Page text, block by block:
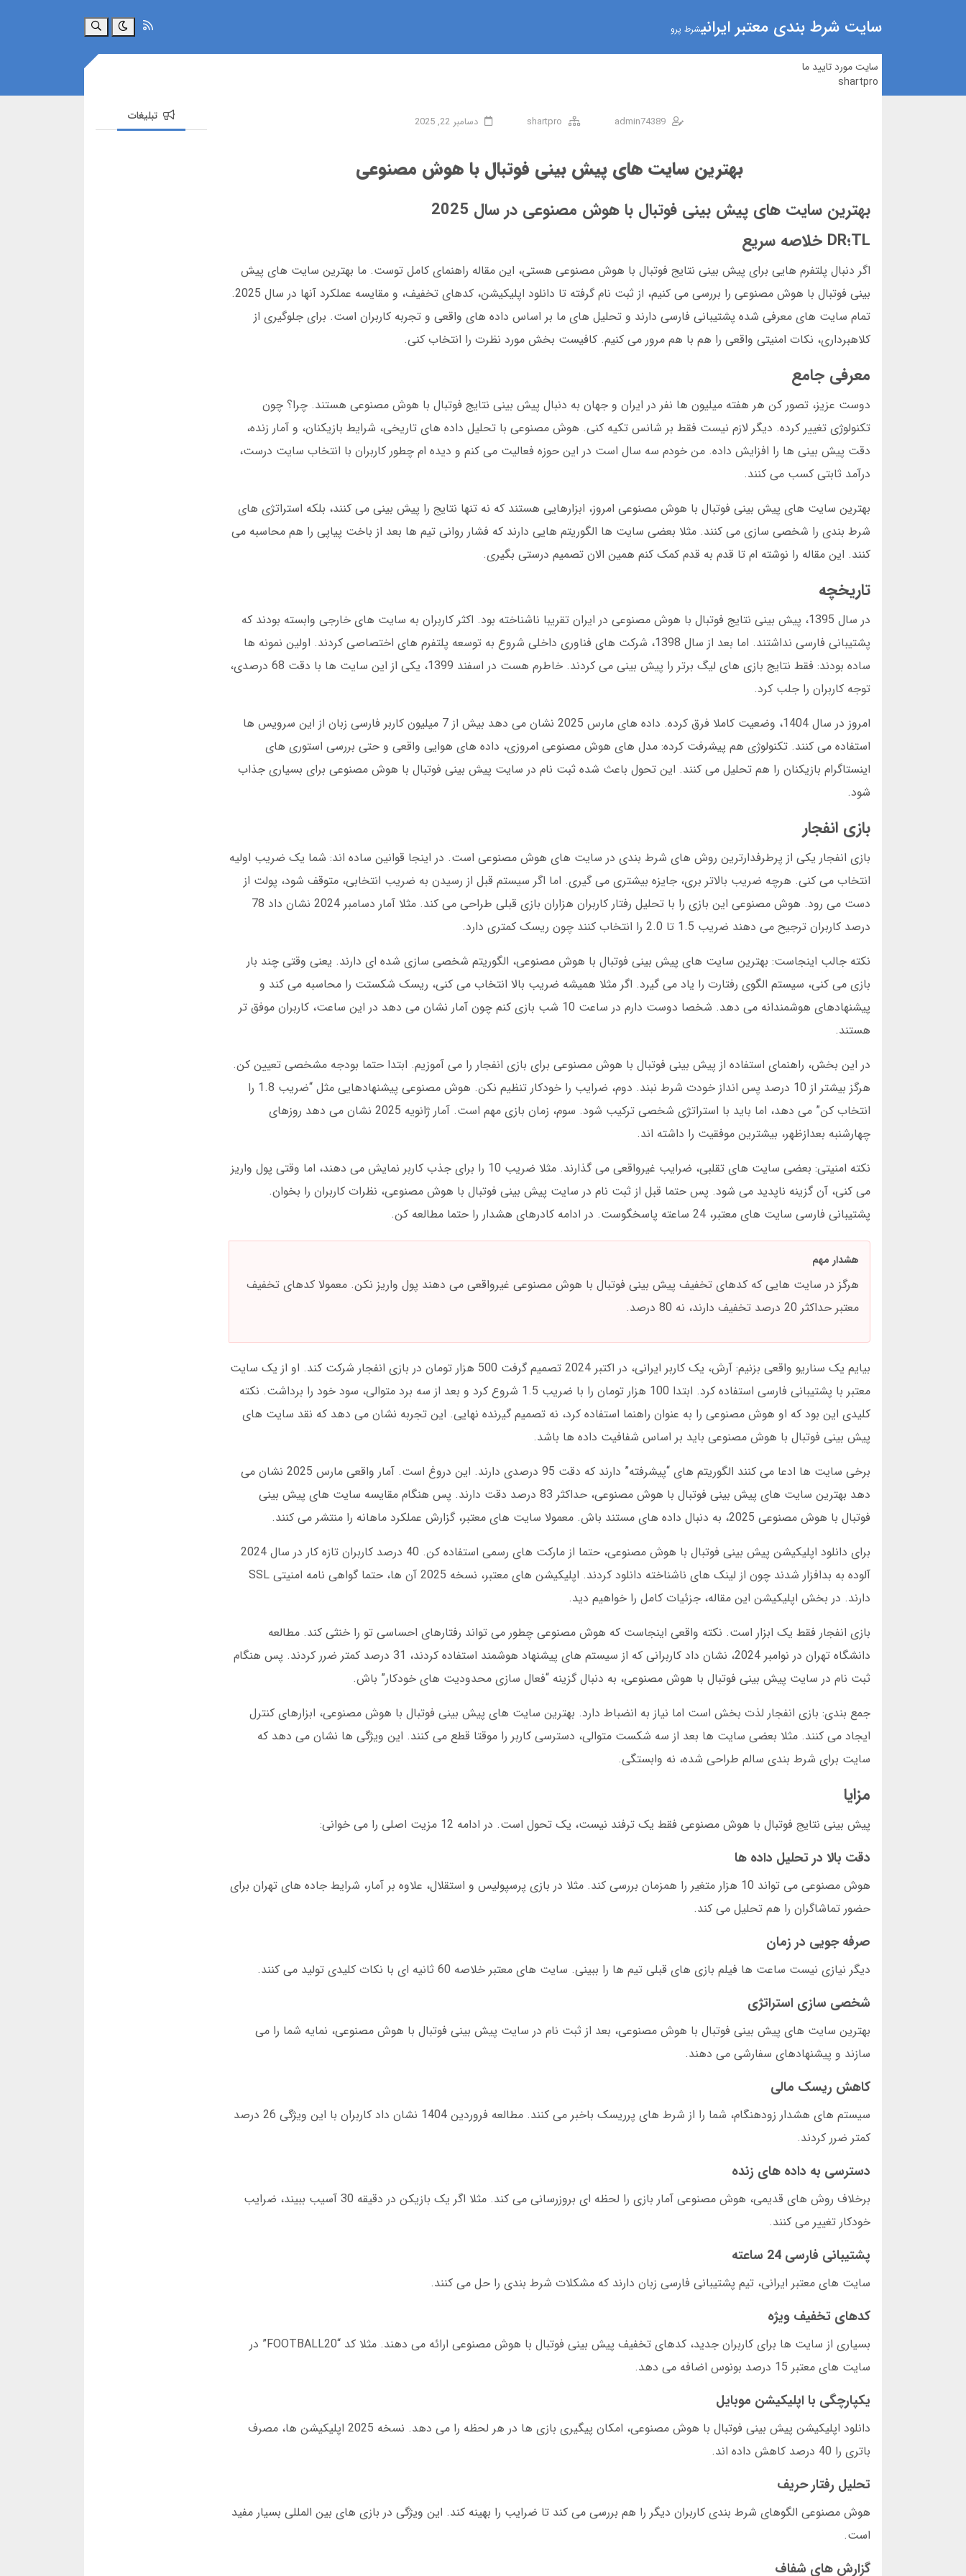
سایت شرط بندی معتبر ایرانیشرط پرو جستجو
سایت مورد تایید ما
shartpro
admin74389
shartpro دسامبر 22, 2025
بهترین سایت‌ های پیش‌ بینی فوتبال با هوش مصنوعی
بهترین سایت های پیش بینی فوتبال با هوش مصنوعی در سال 2025
TL؛DR خلاصه سریع
اگر دنبال پلتفرم هایی برای پیش بینی نتایج فوتبال با هوش مصنوعی هستی، این مقاله راهنمای کامل توست. ما بهترین سایت های پیش
بینی فوتبال با هوش مصنوعی را بررسی می کنیم، از ثبت نام گرفته تا دانلود اپلیکیشن، کدهای تخفیف، و مقایسه عملکرد آنها در سال 2025.
تمام سایت های معرفی شده پشتیبانی فارسی دارند و تحلیل های ما بر اساس داده های واقعی و تجربه کاربران است. برای جلوگیری از
کلاهبرداری، نکات امنیتی واقعی را هم با هم مرور می کنیم. کافیست بخش مورد نظرت را انتخاب کنی.
معرفی جامع
دوست عزیز، تصور کن هر هفته میلیون ها نفر در ایران و جهان به دنبال پیش بینی نتایج فوتبال با هوش مصنوعی هستند. چرا؟ چون
تکنولوژی تغییر کرده. دیگر لازم نیست فقط بر شانس تکیه کنی. هوش مصنوعی با تحلیل داده های تاریخی، شرایط بازیکنان، و آمار زنده،
دقت پیش بینی ها را افزایش داده. من خودم سه سال است در این حوزه فعالیت می کنم و دیده ام چطور کاربران با انتخاب سایت درست،
درآمد ثابتی کسب می کنند.
بهترین سایت های پیش بینی فوتبال با هوش مصنوعی امروز، ابزارهایی هستند که نه تنها نتایج را پیش بینی می کنند، بلکه استراتژی های
شرط بندی را شخصی سازی می کنند. مثلا بعضی سایت ها الگوریتم هایی دارند که فشار روانی تیم ها بعد از باخت پیاپی را هم محاسبه می
کنند. این مقاله را نوشته ام تا قدم به قدم کمک کنم همین الان تصمیم درستی بگیری.
تاریخچه
در سال 1395، پیش بینی نتایج فوتبال با هوش مصنوعی در ایران تقریبا ناشناخته بود. اکثر کاربران به سایت های خارجی وابسته بودند که
پشتیبانی فارسی نداشتند. اما بعد از سال 1398، شرکت های فناوری داخلی شروع به توسعه پلتفرم های اختصاصی کردند. اولین نمونه ها
ساده بودند: فقط نتایج بازی های لیگ برتر را پیش بینی می کردند. خاطرم هست در اسفند 1399، یکی از این سایت ها با دقت 68 درصدی،
توجه کاربران را جلب کرد.
امروز در سال 1404، وضعیت کاملا فرق کرده. داده های مارس 2025 نشان می دهد بیش از 7 میلیون کاربر فارسی زبان از این سرویس ها
استفاده می کنند. تکنولوژی هم پیشرفت کرده: مدل های هوش مصنوعی امروزی، داده های هوایی واقعی و حتی بررسی استوری های
اینستاگرام بازیکنان را هم تحلیل می کنند. این تحول باعث شده ثبت نام در سایت پیش بینی فوتبال با هوش مصنوعی برای بسیاری جذاب
شود.
بازی انفجار
بازی انفجار یکی از پرطرفدارترین روش های شرط بندی در سایت های هوش مصنوعی است. در اینجا قوانین ساده اند: شما یک ضریب اولیه
انتخاب می کنی. هرچه ضریب بالاتر بری، جایزه بیشتری می گیری. اما اگر سیستم قبل از رسیدن به ضریب انتخابی، متوقف شود، پولت از
دست می رود. هوش مصنوعی این بازی را با تحلیل رفتار کاربران هزاران بازی قبلی طراحی می کند. مثلا آمار دسامبر 2024 نشان داد 78
درصد کاربران ترجیح می دهند ضریب 1.5 تا 2.0 را انتخاب کنند چون ریسک کمتری دارد.
نکته جالب اینجاست: بهترین سایت های پیش بینی فوتبال با هوش مصنوعی، الگوریتم شخصی سازی شده ای دارند. یعنی وقتی چند بار
بازی می کنی، سیستم الگوی رفتارت را یاد می گیرد. اگر مثلا همیشه ضریب بالا انتخاب می کنی، ریسک شکستت را محاسبه می کند و
پیشنهادهای هوشمندانه می دهد. شخصا دوست دارم در ساعت 10 شب بازی کنم چون آمار نشان می دهد در این ساعت، کاربران موفق تر
هستند.
در این بخش، راهنمای استفاده از پیش بینی فوتبال با هوش مصنوعی برای بازی انفجار را می آموزیم. ابتدا حتما بودجه مشخصی تعیین کن.
هرگز بیشتر از 10 درصد پس انداز خودت شرط نبند. دوم، ضرایب را خودکار تنظیم نکن. هوش مصنوعی پیشنهادهایی مثل “ضریب 1.8 را
انتخاب کن” می دهد، اما باید با استراتژی شخصی ترکیب شود. سوم، زمان بازی مهم است. آمار ژانویه 2025 نشان می دهد روزهای
چهارشنبه بعدازظهر، بیشترین موفقیت را داشته اند.
نکته امنیتی: بعضی سایت های تقلبی، ضرایب غیرواقعی می گذارند. مثلا ضریب 10 را برای جذب کاربر نمایش می دهند، اما وقتی پول واریز
می کنی، آن گزینه ناپدید می شود. پس حتما قبل از ثبت نام در سایت پیش بینی فوتبال با هوش مصنوعی، نظرات کاربران را بخوان.
پشتیبانی فارسی سایت های معتبر، 24 ساعته پاسخگوست. در ادامه کادرهای هشدار را حتما مطالعه کن.
هشدار مهم
هرگز در سایت هایی که کدهای تخفیف پیش بینی فوتبال با هوش مصنوعی غیرواقعی می دهند پول واریز نکن. معمولا کدهای تخفیف
معتبر حداکثر 20 درصد تخفیف دارند، نه 80 درصد.
بیایم یک سناریو واقعی بزنیم: آرش، یک کاربر ایرانی، در اکتبر 2024 تصمیم گرفت 500 هزار تومان در بازی انفجار شرکت کند. او از یک سایت
معتبر با پشتیبانی فارسی استفاده کرد. ابتدا 100 هزار تومان را با ضریب 1.5 شروع کرد و بعد از سه برد متوالی، سود خود را برداشت. نکته
کلیدی این بود که او هوش مصنوعی را به عنوان راهنما استفاده کرد، نه تصمیم گیرنده نهایی. این تجربه نشان می دهد که نقد سایت های
پیش بینی فوتبال با هوش مصنوعی باید بر اساس شفافیت داده ها باشد.
برخی سایت ها ادعا می کنند الگوریتم های “پیشرفته” دارند که دقت 95 درصدی دارند. این دروغ است. آمار واقعی مارس 2025 نشان می
دهد بهترین سایت های پیش بینی فوتبال با هوش مصنوعی، حداکثر 83 درصد دقت دارند. پس هنگام مقایسه سایت های پیش بینی
فوتبال با هوش مصنوعی 2025، به دنبال داده های مستند باش. معمولا سایت های معتبر، گزارش عملکرد ماهانه را منتشر می کنند.
برای دانلود اپلیکیشن پیش بینی فوتبال با هوش مصنوعی، حتما از مارکت های رسمی استفاده کن. 40 درصد کاربران تازه کار در سال 2024
آلوده به بدافزار شدند چون از لینک های ناشناخته دانلود کردند. اپلیکیشن های معتبر، نسخه 2025 آن ها، حتما گواهی نامه امنیتی SSL
دارند. در بخش اپلیکیشن این مقاله، جزئیات کامل را خواهیم دید.
بازی انفجار فقط یک ابزار است. نکته واقعی اینجاست که هوش مصنوعی چطور می تواند رفتارهای احساسی تو را خنثی کند. مطالعه
دانشگاه تهران در نوامبر 2024، نشان داد کاربرانی که از سیستم های پیشنهاد هوشمند استفاده کردند، 31 درصد کمتر ضرر کردند. پس هنگام
ثبت نام در سایت پیش بینی فوتبال با هوش مصنوعی، به دنبال گزینه “فعال سازی محدودیت های خودکار” باش.
جمع بندی: بازی انفجار لذت بخش است اما نیاز به انضباط دارد. بهترین سایت های پیش بینی فوتبال با هوش مصنوعی، ابزارهای کنترل
ایجاد می کنند. مثلا بعضی سایت ها بعد از سه شکست متوالی، دسترسی کاربر را موقتا قطع می کنند. این ویژگی ها نشان می دهد که
سایت برای شرط بندی سالم طراحی شده، نه وابستگی.
مزایا
پیش بینی نتایج فوتبال با هوش مصنوعی فقط یک ترفند نیست، یک تحول است. در ادامه 12 مزیت اصلی را می خوانی:
دقت بالا در تحلیل داده ها
هوش مصنوعی می تواند 10 هزار متغیر را همزمان بررسی کند. مثلا در بازی پرسپولیس و استقلال، علاوه بر آمار، شرایط جاده های تهران برای
حضور تماشاگران را هم تحلیل می کند.
صرفه جویی در زمان
دیگر نیازی نیست ساعت ها فیلم بازی های قبلی تیم ها را ببینی. سایت های معتبر خلاصه 60 ثانیه ای با نکات کلیدی تولید می کنند.
شخصی سازی استراتژی
بهترین سایت های پیش بینی فوتبال با هوش مصنوعی، بعد از ثبت نام در سایت پیش بینی فوتبال با هوش مصنوعی، نمایه شما را می
سازند و پیشنهادهای سفارشی می دهند.
کاهش ریسک مالی
سیستم های هشدار زودهنگام، شما را از شرط های پرریسک باخبر می کنند. مطالعه فروردین 1404 نشان داد کاربران با این ویژگی 26 درصد
کمتر ضرر کردند.
دسترسی به داده های زنده
برخلاف روش های قدیمی، هوش مصنوعی آمار بازی را لحظه ای بروزرسانی می کند. مثلا اگر یک بازیکن در دقیقه 30 آسیب ببیند، ضرایب
خودکار تغییر می کنند.
پشتیبانی فارسی 24 ساعته
سایت های معتبر ایرانی، تیم پشتیبانی فارسی زبان دارند که مشکلات شرط بندی را حل می کنند.
کدهای تخفیف ویژه
بسیاری از سایت ها برای کاربران جدید، کدهای تخفیف پیش بینی فوتبال با هوش مصنوعی ارائه می دهند. مثلا کد “FOOTBALL20” در
سایت های معتبر 15 درصد بونوس اضافه می دهد.
یکپارچگی با اپلیکیشن موبایل
دانلود اپلیکیشن پیش بینی فوتبال با هوش مصنوعی، امکان پیگیری بازی ها در هر لحظه را می دهد. نسخه 2025 اپلیکیشن ها، مصرف
باتری را 40 درصد کاهش داده اند.
تحلیل رفتار حریف
هوش مصنوعی الگوهای شرط بندی کاربران دیگر را هم بررسی می کند تا ضرایب را بهینه کند. این ویژگی در بازی های بین المللی بسیار مفید
است.
گزارش های شفاف
تبلیغات